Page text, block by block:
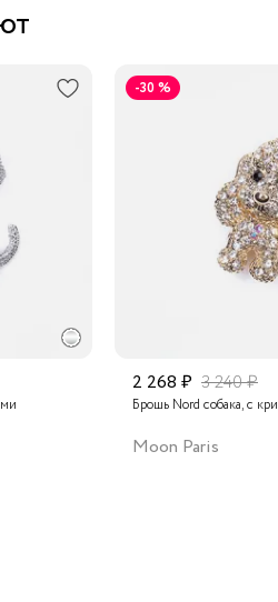
России
-30 %
2 268 ₽ 3 240 ₽
Брошь Nord собака, с
Moon Paris